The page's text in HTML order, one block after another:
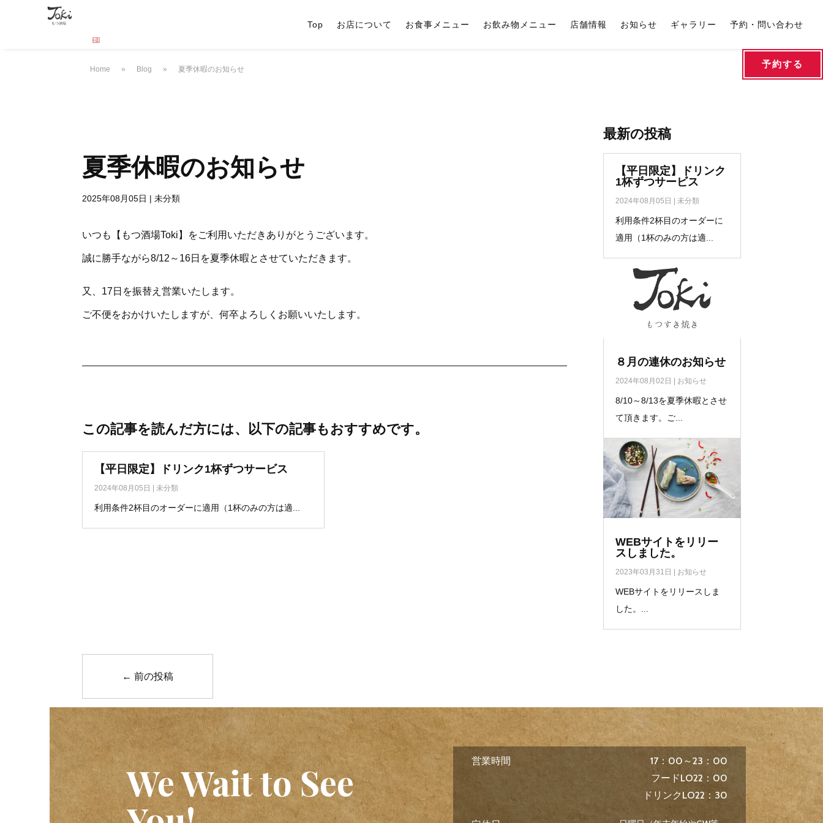
Top お店について お食事メニュー お飲み物メニュー 店舗情報 お知らせ ギャラリー 予約・問い合わせ
予約する
Home » Blog » 夏季休暇のお知らせ
夏季休暇のお知らせ
2025年08月05日 |未分類
いつも【もつ酒場Toki】をご利用いただきありがとうございます。
誠に勝手ながら8/12～16日を夏季休暇とさせていただきます。
又、17日を振替え営業いたします。
ご不便をおかけいたしますが、何卒よろしくお願いいたします。
この記事を読んだ方には、以下の記事もおすすめです。
【平日限定】ドリンク1杯ずつサービス
2024年08月05日 |未分類
利用条件2杯目のオーダーに適用（1杯のみの方は適...
最新の投稿
【平日限定】ドリンク
1杯ずつサービス
2024年08月05日 |未分類
利用条件2杯目のオーダーに
適用（1杯のみの方は適...
８月の連休のお知らせ
2024年08月02日 | お知らせ
8/10～8/13を夏季休暇とさせ
て頂きます。ご...
WEBサイトをリリー
スしました。
2023年03月31日 | お知らせ
WEBサイトをリリースしま
した。...
←前の投稿
SHOP INFO
We Wait to See
営業時間
17：00～23：00
フードLO22：00
ドリンクLO22：30